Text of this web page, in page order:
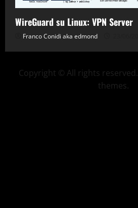
WireGuard su Linux: VPN Server
Franco Conidi aka edmond
Copyright © All rights reserved.
themes.